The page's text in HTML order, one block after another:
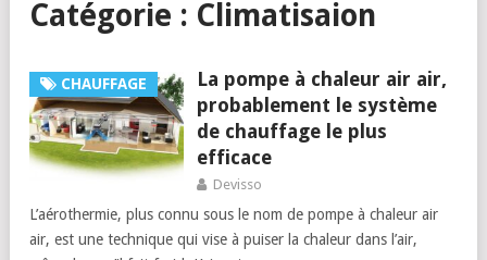
Catégorie : Climatisaion
CHAUFFAGE
La pompe à chaleur air air,
probablement le système
de chauffage le plus
efficace
Devisso
L’aérothermie, plus connu sous le nom de pompe à chaleur air
air, est une technique qui vise à puiser la chaleur dans l’air,